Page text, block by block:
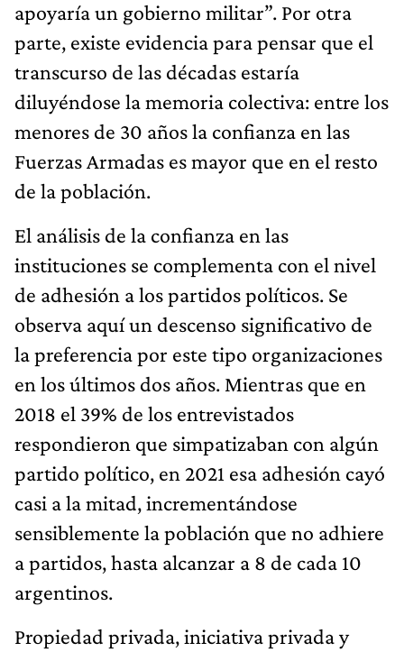
apoyaría un gobierno militar”. Por otra
parte, existe evidencia para pensar que el
transcurso de las décadas estaría
diluyéndose la memoria colectiva: entre los
menores de 30 años la confianza en las
Fuerzas Armadas es mayor que en el resto
de la población.
El análisis de la confianza en las
instituciones se complementa con el nivel
de adhesión a los partidos políticos. Se
observa aquí un descenso significativo de
la preferencia por este tipo organizaciones
en los últimos dos años. Mientras que en
2018 el 39% de los entrevistados
respondieron que simpatizaban con algún
partido político, en 2021 esa adhesión cayó
casi a la mitad, incrementándose
sensiblemente la población que no adhiere
a partidos, hasta alcanzar a 8 de cada 10
argentinos.
Propiedad privada, iniciativa privada y